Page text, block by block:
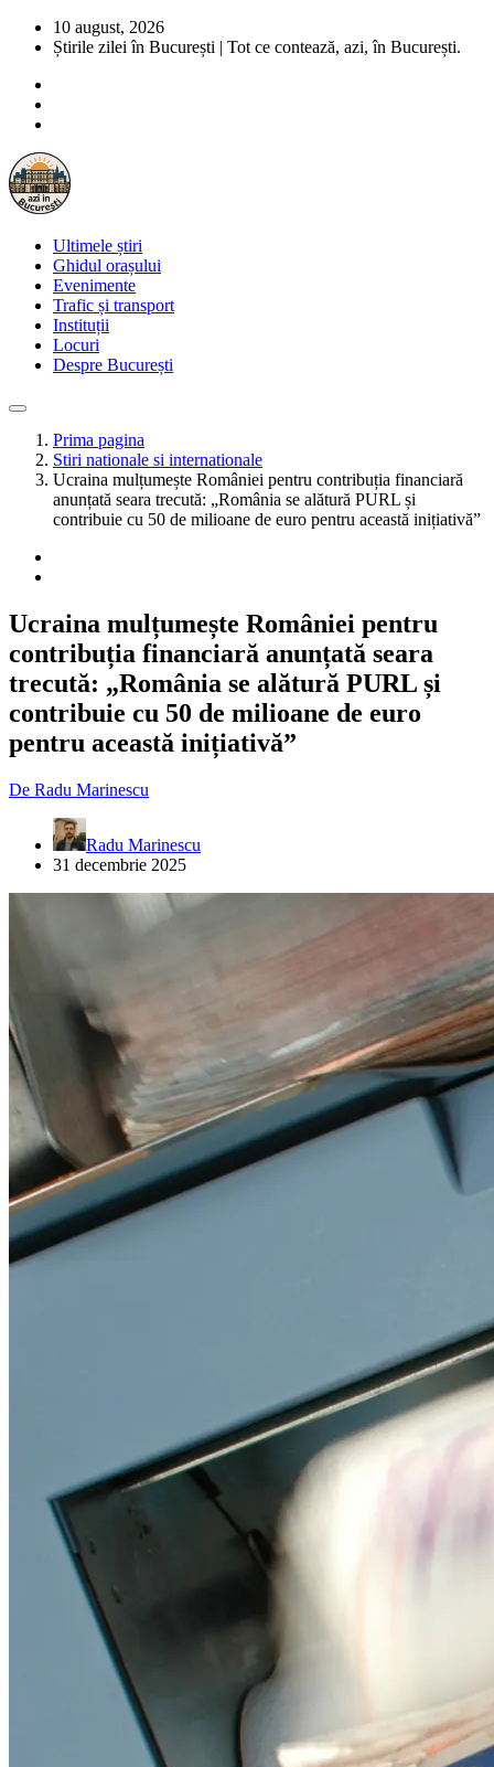
10 august, 2026
Știrile zilei în București | Tot ce contează, azi, în București.
Ultimele știri
Ghidul orașului
Evenimente
Trafic și transport
Instituții
Locuri
Despre București
Prima pagina
Stiri nationale si internationale
Ucraina mulțumește României pentru contribuția financiară
anunțată seara trecută: „România se alătură PURL și
contribuie cu 50 de milioane de euro pentru această inițiativă”
Ucraina mulțumește României pentru
contribuția financiară anunțată seara
trecută: „România se alătură PURL și
contribuie cu 50 de milioane de euro
pentru această inițiativă”
De Radu Marinescu
Radu Marinescu
31 decembrie 2025